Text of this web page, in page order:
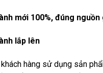
mới 100%, đúng
lắp lên
hàng sử dụng sản